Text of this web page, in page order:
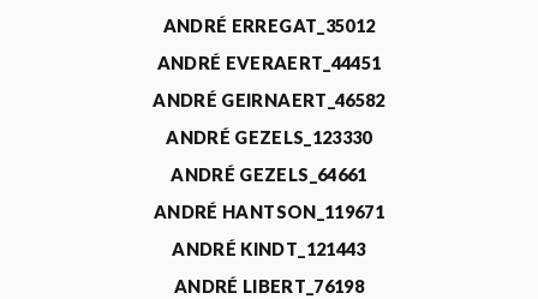
ANDRÉ ERREGAT_35012
ANDRÉ EVERAERT_44451
ANDRÉ GEIRNAERT_46582
ANDRÉ GEZELS_123330
ANDRÉ GEZELS_64661
ANDRÉ HANTSON_119671
ANDRÉ KINDT_121443
ANDRÉ LIBERT_76198